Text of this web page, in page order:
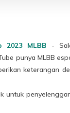
2023 MLBB -
punya MLBB
keterangan
untuk